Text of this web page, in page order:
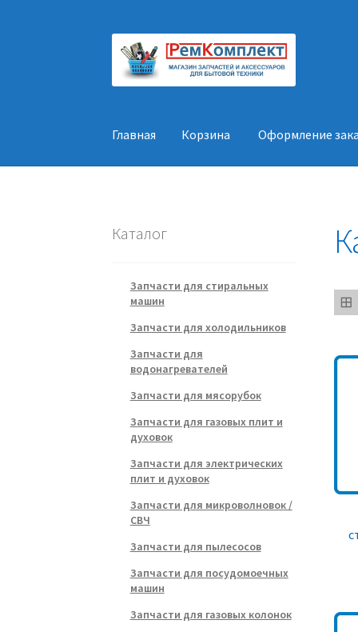
Перейти
навигации
Перейти
содержимому
Главная Корзина Оформление
Каталог
Запчасти для стиральных
машин
Запчасти для холодильников
Запчасти для
водонагревателей
Запчасти для мясорубок
Запчасти для газовых плит и
духовок
Запчасти для электрических
плит и духовок
Запчасти для микроволновок /
СВЧ
Запчасти для пылесосов
Запчасти для посудомоечных
машин
Запчасти для газовых колонок